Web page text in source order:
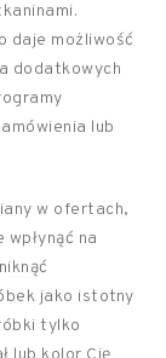
daje możliwość
dodatkowych
lub
w ofertach,
na
jako istotny
tylko